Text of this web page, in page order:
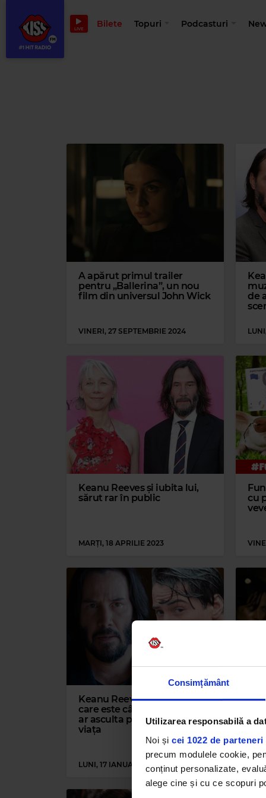
Consimțământ
Utilizarea responsabilă a
Noi și cei 1022 de
precum modulele cookie,
conținut personalizate,
alege cine și cu ce scopuri
LIVE Bilete Topuri Podcasturi
A apărut primul trailer
pentru „Ballerina”, un nou
film din universul John Wick
VINERI, 27 SEPTEMBRIE 2024
de
Keanu Reeves și iubita lui,
sărut rar în public
MARȚI, 18 APRILIE 2023
cu
Keanu Reeves a dezvăluit
care este cântecul pe care l-
ar asculta pe repeat toată
viața
LUNI, 17 IANUARIE 2022
de